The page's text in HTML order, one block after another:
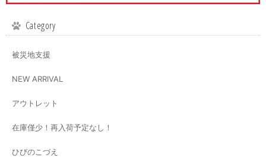
Category
被災地支援
NEW ARRIVAL
アウトレット
在庫僅少！再入荷予定なし！
ひびのこづえ